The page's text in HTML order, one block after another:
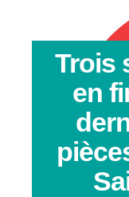
Trois
en